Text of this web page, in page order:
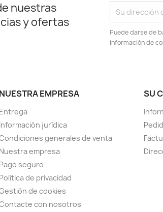
nuestras
y ofertas
Puede darse de
información de
NUESTRA EMPRESA
Entrega
Información jurídica
generales de venta
Nuestra empresa
Pago seguro
Política de privacidad
de cookies
con nosotros
SU